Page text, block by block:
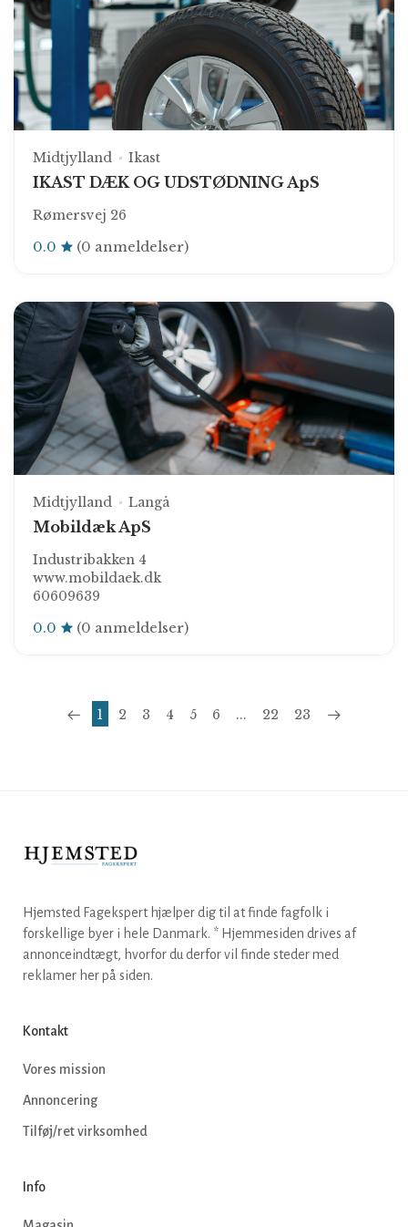
Midtjylland Ikast
IKAST DÆK OG UDSTØDNING ApS
Rømersvej 26
0.0 (0 anmeldelser)
Midtjylland Langå
Mobildæk ApS
Industribakken 4
www.mobildaek.dk
60609639
0.0 (0 anmeldelser)
1 2 3 4 5 6 ... 22 23
Hjemsted Fagekspert hjælper dig til at finde fagfolk i
forskellige byer i hele Danmark. * Hjemmesiden drives af
annonceindtægt, hvorfor du derfor vil finde steder med
reklamer her på siden.
Kontakt
Vores mission
Annoncering
Tilføj/ret virksomhed
Info